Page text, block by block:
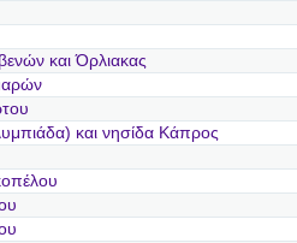
και Όρλιακας
και νησίδα Κάπρος